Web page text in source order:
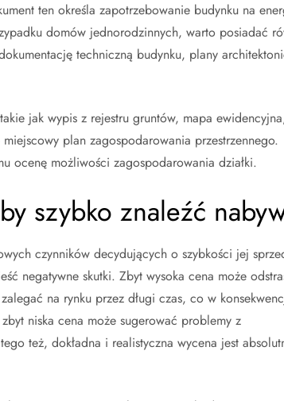
ten określa zapotrzebowanie budynku na
domów jednorodzinnych, warto posiadać
techniczną budynku, plany
jak wypis z rejestru gruntów, mapa
plan zagospodarowania przestrzennego.
ocenę możliwości zagospodarowania działki.
szybko znaleźć
czynników decydujących o szybkości jej
negatywne skutki. Zbyt wysoka cena może
na rynku przez długi czas, co w
niska cena może sugerować problemy z
też, dokładna i realistyczna wycena jest